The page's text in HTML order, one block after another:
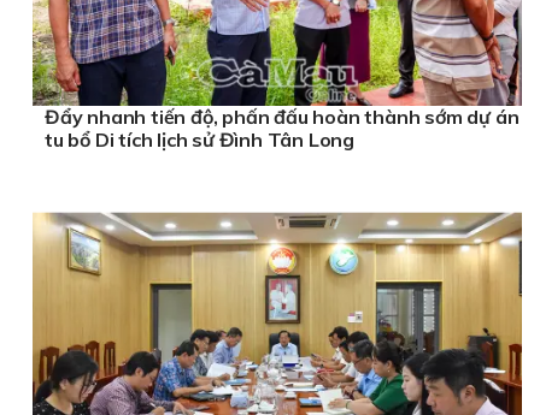
Đẩy nhanh tiến độ, phấn đấu hoàn thành sớm dự án
tu bổ Di tích lịch sử Đình Tân Long